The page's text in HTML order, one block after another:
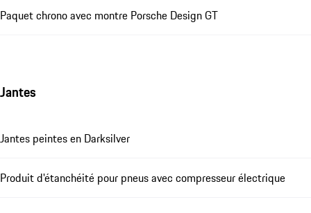
Paquet chrono avec montre Porsche Design GT
Jantes
Jantes peintes en Darksilver
Produit d'étanchéité pour pneus avec compresseur électrique